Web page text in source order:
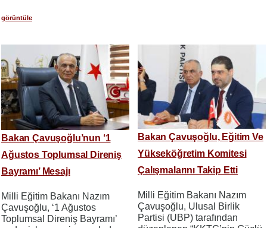
görüntüle
Bakan Çavuşoğlu’nun ‘1
Ağustos Toplumsal Direniş
Bayramı’ Mesajı
Milli Eğitim Bakanı Nazım
Çavuşoğlu, ‘1 Ağustos
Toplumsal Direniş Bayramı’
Bakan Çavuşoğlu, Eğitim Ve
Yükseköğretim Komitesi
Çalışmalarını Takip Etti
Milli Eğitim Bakanı Nazım
Çavuşoğlu, Ulusal Birlik
Partisi (UBP) tarafından